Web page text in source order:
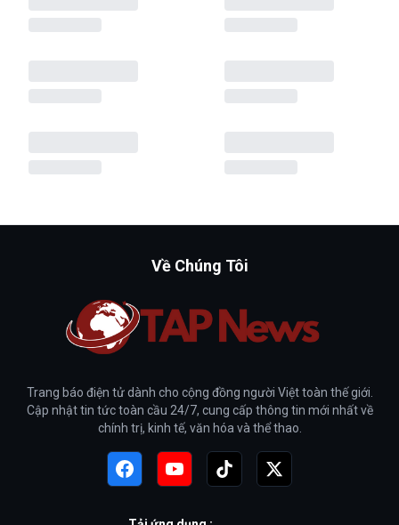
Về Chúng Tôi
Trang báo điện tử dành cho cộng đồng người Việt toàn thế giới.
Cập nhật tin tức toàn cầu 24/7, cung cấp thông tin mới nhất về
chính trị, kinh tế, văn hóa và thể thao.